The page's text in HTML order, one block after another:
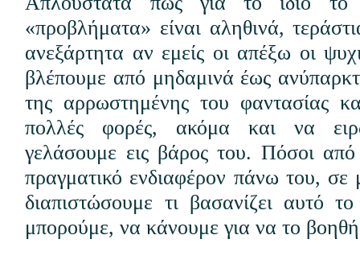
«προβλήματα» είναι αληθινά,
ανεξάρτητα αν εμείς οι απέξω οι
βλέπουμε από μηδαμινά έως
της αρρωστημένης του φαντασίας
πολλές φορές, ακόμα και να
γελάσουμε εις βάρος του. Πόσοι
πραγματικό ενδιαφέρον πάνω του, σε
διαπιστώσουμε τι βασανίζει αυτό
μπορούμε, να κάνουμε για να το